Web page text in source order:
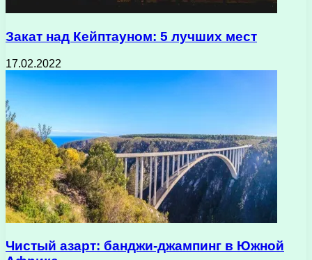
Закат над Кейптауном: 5 лучших мест
17.02.2022
Чистый азарт: банджи-джампинг в Южной